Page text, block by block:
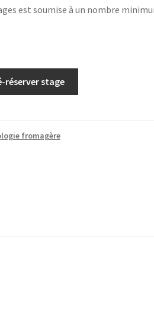
est soumise à un nombre
réserver stage
fromagère